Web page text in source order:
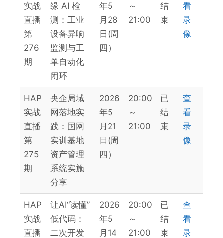
实战
直播
第
276
期
缘 AI 检
测：工业
设备异响
监测与工
单自动化
闭环
年5
月28
日(周
四）
～
21:00
结
束
看
录
像
HAP
实战
直播
第
275
期
央企局域
网落地实
践：国网
实训基地
资产管理
系统实施
分享
2026
年5
月21
日(周
四）
20:00
～
21:00
已
结
束
查
看
录
像
HAP
实战
直播
让AI“读懂”
低代码：
二次开发
2026
年5
月14
20:00
～
21:00
已
结
束
查
看
录